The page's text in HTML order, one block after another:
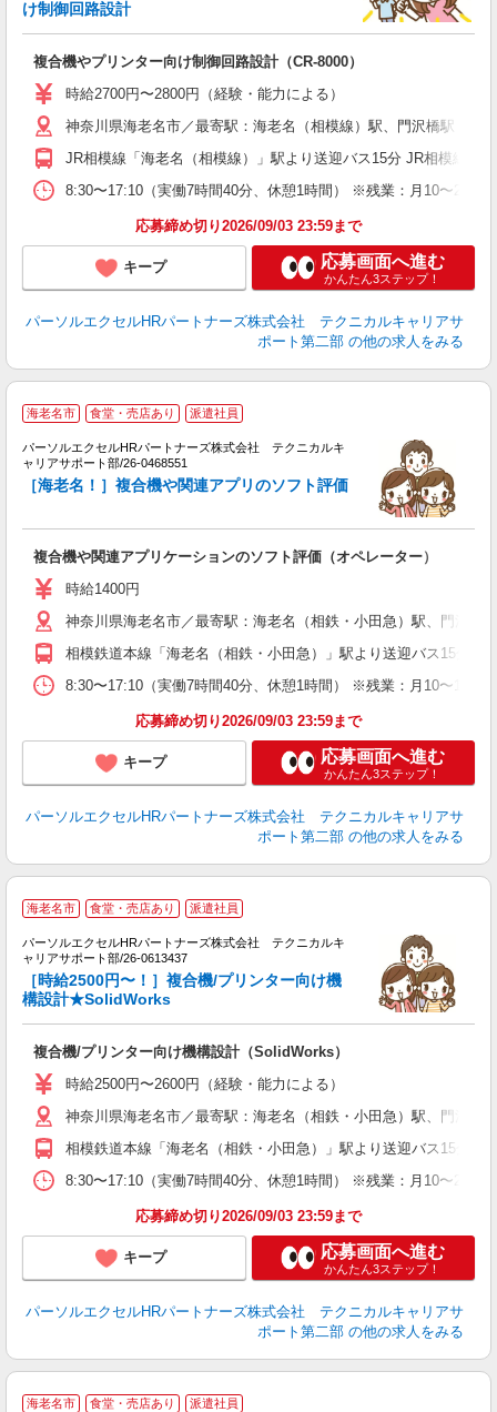
け制御回路設計
複合機やプリンター向け制御回路設計（CR-8000）
時給2700円〜2800円（経験・能力による）
神奈川県海老名市／最寄駅：海老名（相模線）駅、門沢橋駅
JR相模線「海老名（相模線）」駅より送迎バス15分 JR相模線「
8:30〜17:10（実働7時間40分、休憩1時間） ※残業：月10〜20
応募締め切り2026/09/03 23:59まで
キープ 応募画面へ進む
かんたん3ステップ！
パーソルエクセルHRパートナーズ株式会社 テクニカルキャリアサ
ポート第二部 の他の求人をみる
海老名市 食堂・売店あり 派遣社員
パーソルエクセルHRパートナーズ株式会社 テクニカルキ
ャリアサポート部/26-0468551
［海老名！］複合機や関連アプリのソフト評価
複合機や関連アプリケーションのソフト評価（オペレーター）
時給1400円
神奈川県海老名市／最寄駅：海老名（相鉄・小田急）駅、門沢橋駅
相模鉄道本線「海老名（相鉄・小田急）」駅より送迎バス15分
8:30〜17:10（実働7時間40分、休憩1時間） ※残業：月10〜15
応募締め切り2026/09/03 23:59まで
キープ 応募画面へ進む
かんたん3ステップ！
パーソルエクセルHRパートナーズ株式会社 テクニカルキャリアサ
ポート第二部 の他の求人をみる
海老名市 食堂・売店あり 派遣社員
パーソルエクセルHRパートナーズ株式会社 テクニカルキ
ャリアサポート部/26-0613437
［時給2500円〜！］複合機/プリンター向け機
構設計★SolidWorks
複合機/プリンター向け機構設計（SolidWorks）
時給2500円〜2600円（経験・能力による）
神奈川県海老名市／最寄駅：海老名（相鉄・小田急）駅、門沢橋駅
相模鉄道本線「海老名（相鉄・小田急）」駅より送迎バス15分
8:30〜17:10（実働7時間40分、休憩1時間） ※残業：月10〜20
応募締め切り2026/09/03 23:59まで
キープ 応募画面へ進む
かんたん3ステップ！
パーソルエクセルHRパートナーズ株式会社 テクニカルキャリアサ
ポート第二部 の他の求人をみる
海老名市 食堂・売店あり 派遣社員